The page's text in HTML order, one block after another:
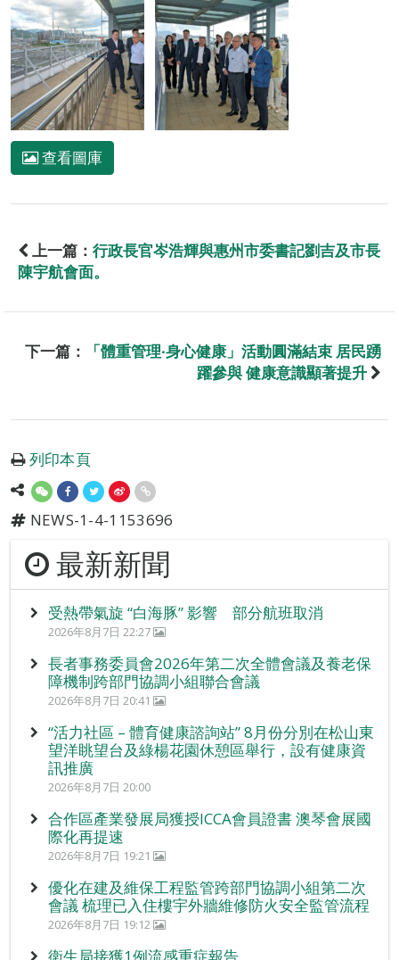
查看圖庫
上一篇： 行政長官岑浩輝與惠州市委書記劉吉及市長
陳宇航會面。
下一篇：
「體重管理∙身心健康」活動圓滿結束 居民踴
躍參與 健康意識顯著提升
列印本頁
NEWS-1-4-1153696
最新新聞
受熱帶氣旋 “白海豚” 影響 部分航班取消
2026年8月7日 22:27
長者事務委員會2026年第二次全體會議及養老保
障機制跨部門協調小組聯合會議
2026年8月7日 20:41
“活力社區 – 體育健康諮詢站” 8月份分別在松山東
望洋眺望台及綠楊花園休憩區舉行，設有健康資
訊推廣
2026年8月7日 20:00
合作區產業發展局獲授ICCA會員證書 澳琴會展國
際化再提速
2026年8月7日 19:21
優化在建及維保工程監管跨部門協調小組第二次
會議 梳理已入住樓宇外牆維修防火安全監管流程
2026年8月7日 19:12
衛生局接獲1例流感重症報告